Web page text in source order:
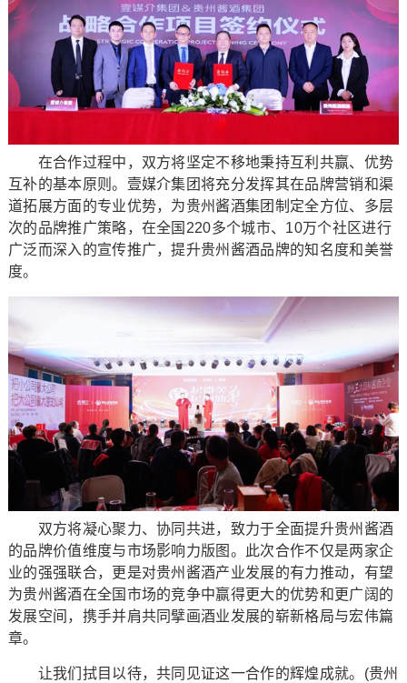
在合作过程中，双方将坚定不移地秉持互利共赢、优势
互补的基本原则。壹媒介集团将充分发挥其在品牌营销和渠
道拓展方面的专业优势，为贵州酱酒集团制定全方位、多层
次的品牌推广策略，在全国220多个城市、10万个社区进行
广泛而深入的宣传推广，提升贵州酱酒品牌的知名度和美誉
度。
双方将凝心聚力、协同共进，致力于全面提升贵州酱酒
的品牌价值维度与市场影响力版图。此次合作不仅是两家企
业的强强联合，更是对贵州酱酒产业发展的有力推动，有望
为贵州酱酒在全国市场的竞争中赢得更大的优势和更广阔的
发展空间，携手并肩共同擘画酒业发展的崭新格局与宏伟篇
章。
让我们拭目以待，共同见证这一合作的辉煌成就。(贵州